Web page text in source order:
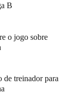
B
o jogo sobre
de treinador para